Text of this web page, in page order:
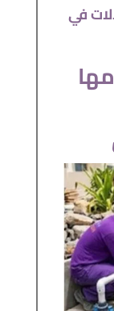
في